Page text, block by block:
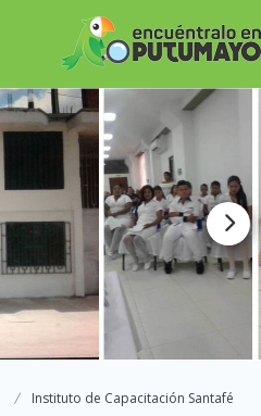
Instituto de Capacitación Santafé